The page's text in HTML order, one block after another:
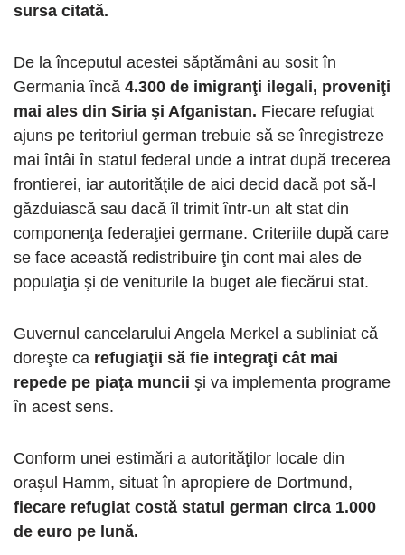
sursa citată.
De la începutul acestei săptămâni au sosit în
Germania încă 4.300 de imigranţi ilegali, proveniţi
mai ales din Siria şi Afganistan. Fiecare refugiat
ajuns pe teritoriul german trebuie să se înregistreze
mai întâi în statul federal unde a intrat după trecerea
frontierei, iar autorităţile de aici decid dacă pot să-l
găzduiască sau dacă îl trimit într-un alt stat din
componenţa federaţiei germane. Criteriile după care
se face această redistribuire ţin cont mai ales de
populaţia şi de veniturile la buget ale fiecărui stat.
Guvernul cancelarului Angela Merkel a subliniat că
doreşte ca refugiaţii să fie integraţi cât mai
repede pe piaţa muncii şi va implementa programe
în acest sens.
Conform unei estimări a autorităţilor locale din
oraşul Hamm, situat în apropiere de Dortmund,
fiecare refugiat costă statul german circa 1.000
de euro pe lună.